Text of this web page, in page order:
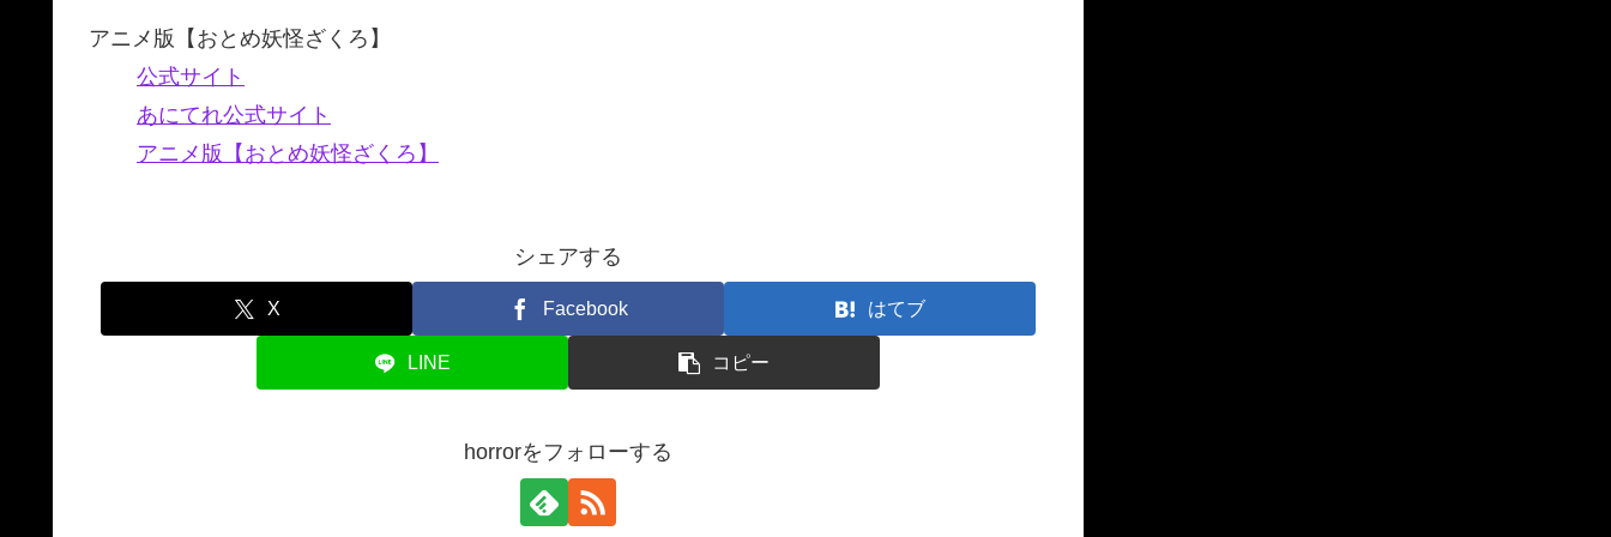
アニメ版【おとめ妖怪ざくろ】
公式サイト
あにてれ公式サイト
アニメ版【おとめ妖怪ざくろ】
シェアする
X Facebook はてブ
LINE コピー
horrorをフォローする